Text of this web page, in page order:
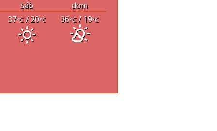
sáb
dom
37°C/ 20°C 36°C/ 19°C